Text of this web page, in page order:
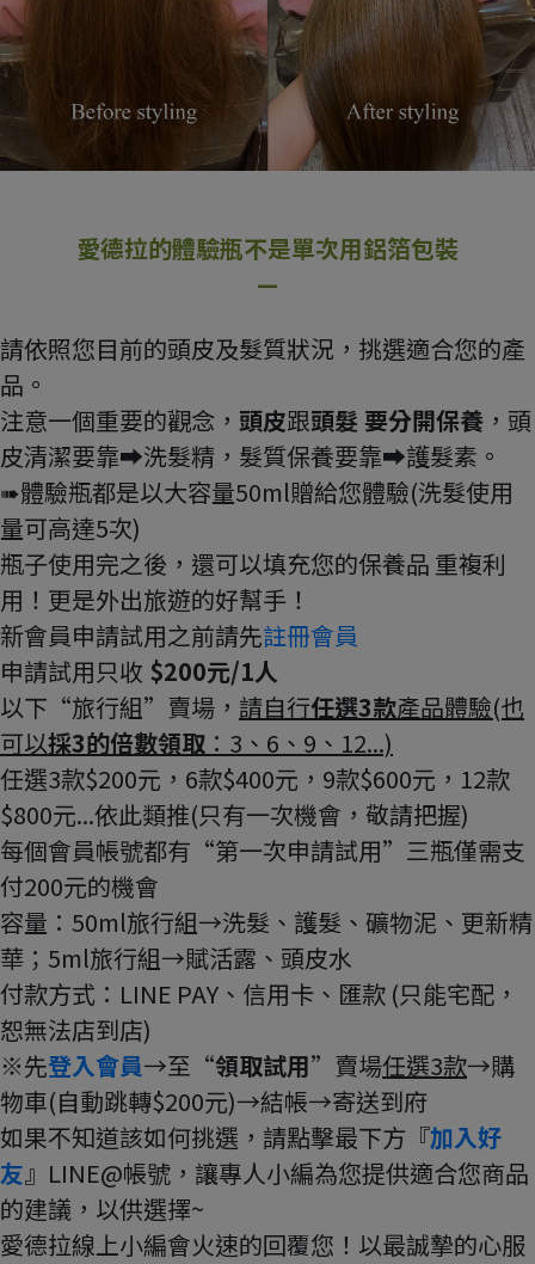
愛德拉的體驗瓶不是單次用鋁箔包裝
—
請依照您目前的頭皮及髮質狀況，挑選適合您的產
品。
注意一個重要的觀念， 頭皮跟頭髮 要分開保養 ，頭
皮清潔要靠➡洗髮精，髮質保養要靠➡護髮素。
➠體驗瓶都是以大容量50ml贈給您體驗(洗髮使用
量可高達5次)
瓶子使用完之後，還可以填充您的保養品 重複利
用！更是外出旅遊的好幫手！
新會員申請試用之前請先註冊會員
申請試用只收 $200元/1人
以下“旅行組”賣場， 請自行任選3款產品體驗(也
可以採3的倍數領取 ：3、6、9、12...)
任選3款$200元，6款$400元，9款$600元，12款
$800元...依此類推(只有一次機會，敬請把握)
每個會員帳號都有“第一次申請試用”三瓶僅需支
付200元的機會
容量：50ml旅行組→洗髮、護髮、礦物泥、更新精
華；5ml旅行組→賦活露、頭皮水
付款方式：LINE PAY、信用卡、匯款 (只能宅配，
恕無法店到店)
※先登入會員→至“領取試用”賣場任選3款→購
物車(自動跳轉$200元)→結帳→寄送到府
如果不知道該如何挑選，請點擊最下方『加入好
友』LINE@帳號，讓專人小編為您提供適合您商品
的建議，以供選擇~
愛德拉線上小編會火速的回覆您！以最誠摯的心服